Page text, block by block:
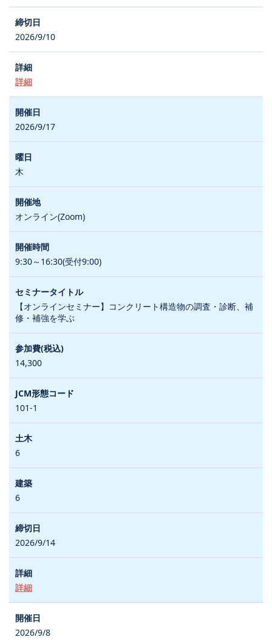
2026/9/10
詳細
2026/9/17
木
オンライン(Zoom)
9:30～16:30(受付9:00)
【オンラインセミナー】コンクリート構造物の調査・診断、補
修・補強を学ぶ
14,300
101-1
6
6
2026/9/14
詳細
2026/9/8